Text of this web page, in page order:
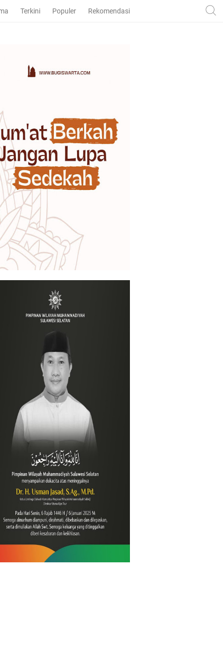
Terkini Populer Rekomendasi